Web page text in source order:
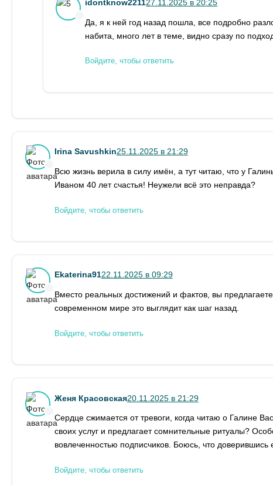
idontknow221127.11.2025 в 20:25
Да, я к ней год назад пошла, все подробно
набита, много лет в теме, видно сразу по
Войдите, чтобы ответить
Irina Savushkin25.11.2025 в 21:29
Всю жизнь верила в силу имён, а тут читаю, что у
Иваном 40 лет счастья! Неужели всё это неправда?
Войдите, чтобы ответить
Ekaterina9122.11.2025 в 09:29
Вместо реальных достижений и фактов, вы
современном мире это выглядит как шаг назад.
Войдите, чтобы ответить
Женя Красовская20.11.2025 в 21:29
Сердце сжимается от тревоги, когда читаю о Галине
своих услуг и предлагает сомнительные ритуалы?
вовлеченностью подписчиков. Боюсь, что
Войдите, чтобы ответить